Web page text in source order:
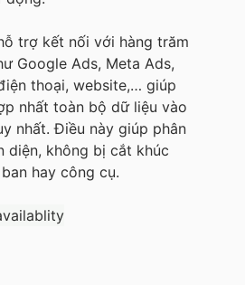
trợ kết nối với hàng trăm
Google Ads, Meta Ads,
thoại, website,… giúp
nhất toàn bộ dữ liệu vào
nhất. Điều này giúp phân
diện, không bị cắt khúc
hay công cụ.